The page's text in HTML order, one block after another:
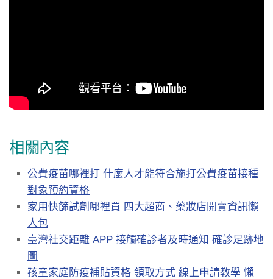
相關內容
公費疫苗哪裡打 什麼人才能符合施打公費疫苗接種
對象預約資格
家用快篩試劑哪裡買 四大超商、藥妝店開賣資訊懶
人包
臺灣社交距離 APP 接觸確診者及時通知 確診足跡地
圖
孩童家庭防疫補貼資格 領取方式 線上申請教學 懶